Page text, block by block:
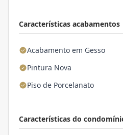
Características acabamentos
Acabamento em Gesso
Pintura Nova
Piso de Porcelanato
Características do